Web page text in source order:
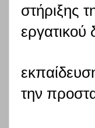
στήριξης
την